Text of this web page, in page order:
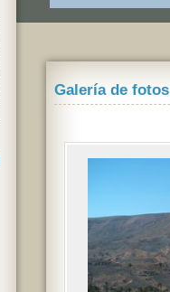
Galería de fotos